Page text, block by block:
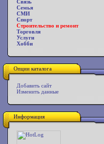
Связь
Семья
СМИ
Спорт
Строительство и ремонт
Торговля
Услуги
Хобби
Опции каталога
Добавить сайт
Изменить данные
Информация